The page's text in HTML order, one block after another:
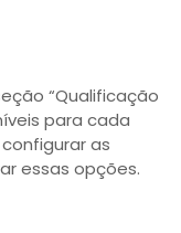
“Qualificação
para cada
as
essas opções.